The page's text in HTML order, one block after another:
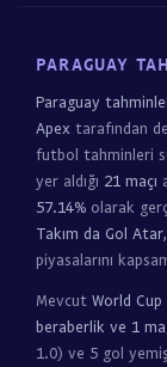
PARAGUAY
Paraguay
Apex tarafından
futbol tahminleri
yer aldığı 21 maçı
57.14% olarak
Takım da Gol
piyasalarını
Mevcut World Cup
beraberlik ve 1
1.0) ve 5 gol